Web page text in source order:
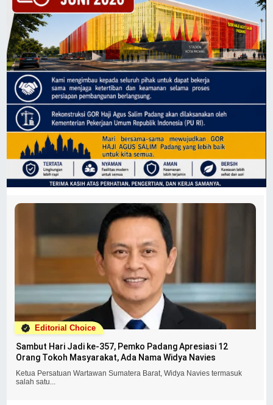
Editorial Choice
Sambut Hari Jadi ke-357, Pemko Padang Apresiasi 12
Orang Tokoh Masyarakat, Ada Nama Widya Navies
Ketua Persatuan Wartawan Sumatera Barat, Widya Navies termasuk
salah satu...